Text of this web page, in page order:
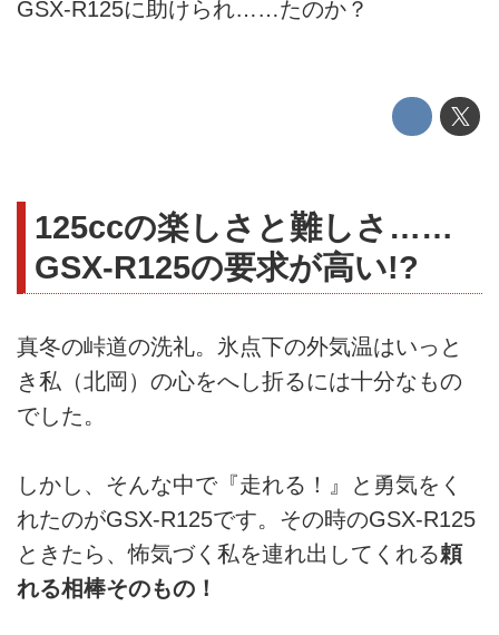
GSX-R125に助けられ……たのか？
125ccの楽しさと難しさ……
GSX-R125の要求が高い!?
真冬の峠道の洗礼。氷点下の外気温はいっと
き私（北岡）の心をへし折るには十分なもの
でした。
しかし、そんな中で『走れる！』と勇気をく
れたのがGSX-R125です。その時のGSX-R125
ときたら、怖気づく私を連れ出してくれる頼
れる相棒そのもの！